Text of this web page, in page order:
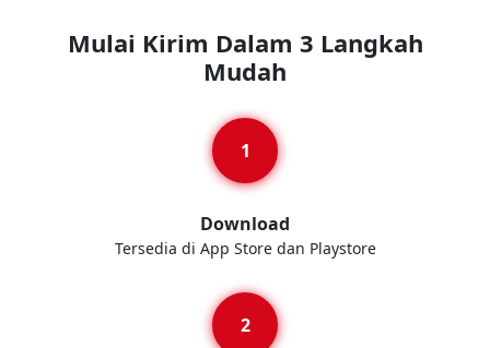
Mulai Kirim Dalam 3 Langkah
Mudah
Download
Tersedia di App Store dan Playstore